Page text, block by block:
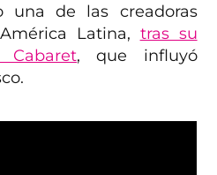
una de las creadoras
Latina, tras su
, que influyó